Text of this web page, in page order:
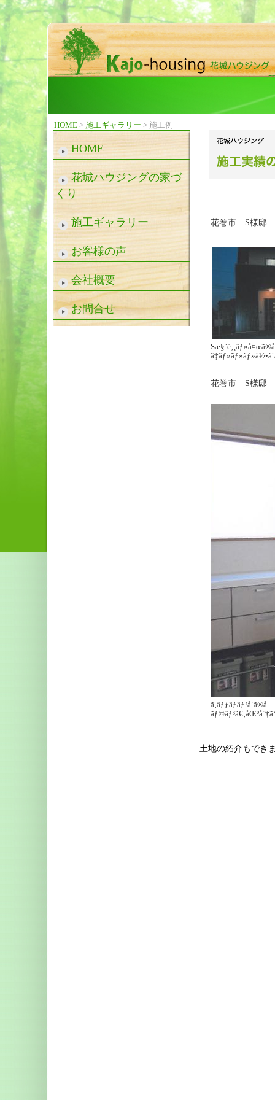
HOME > 施工ギャラリー > 施工例
花巻市 S様邸
花巻市 S様邸
土地の紹介もでき
HOME
花城ハウジングの家づ
くり
施工ギャラリー
お客様の声
会社概要
お問合せ